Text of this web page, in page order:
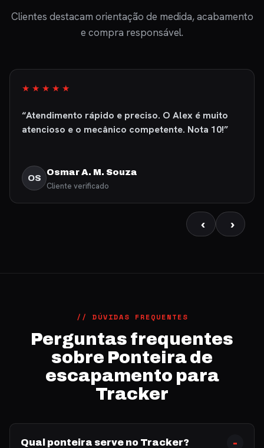
Clientes destacam orientação de medida, acabamento
e compra responsável.
★★★★★
“Atendimento rápido e preciso. O Alex é muito
atencioso e o mecânico competente. Nota 10!”
OS
Osmar A. M. Souza
Cliente verificado
‹ ›
// DÚVIDAS FREQUENTES
Perguntas frequentes
sobre Ponteira de
escapamento para
Tracker
Qual ponteira serve no Tracker?